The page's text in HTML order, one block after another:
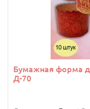
Бумажная форма
Д-70